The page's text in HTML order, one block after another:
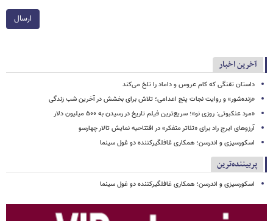
ارسال
آخرین اخبار
داستان تفنگی که کام عروس و داماد را تلخ می‌کند
«زنده‌شور» و روایت نجات پنج اعدامی؛ تلاش برای بخشش در آخرین شب زندگی
«مرد عنکبوتی: روزی نو»؛ سریع‌ترین فیلم تاریخ در رسیدن به ۵۰۰ میلیون دلار
آرزوهای ایرج راد برای «تئاتر متفکر» در افتتاحیه نمایش تالار چهارسو
اسکورسیزی و اندرسن؛ همکاری غافلگیرکننده دو غول سینما
پربیننده‌ترین
اسکورسیزی و اندرسن؛ همکاری غافلگیرکننده دو غول سینما